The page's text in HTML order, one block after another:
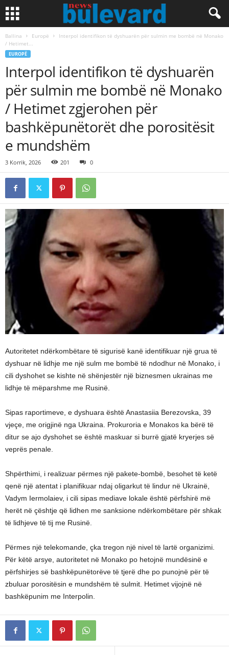
Ballina Europë
Interpol identifikon të dyshuarën për sulmin me bombë në Monako
/ Hetimet...
EUROPË
Interpol identifikon të dyshuarën
për sulmin me bombë në Monako
/ Hetimet zgjerohen për
bashkëpunëtorët dhe porositësit
e mundshëm
3 Korrik, 2026 201 0
Autoritetet ndërkombëtare të sigurisë kanë identifikuar një grua të
dyshuar në lidhje me një sulm me bombë të ndodhur në Monako, i
cili dyshohet se kishte në shënjestër një biznesmen ukrainas me
lidhje të mëparshme me Rusinë.
Sipas raportimeve, e dyshuara është Anastasiia Berezovska, 39
vjeçe, me origjinë nga Ukraina. Prokuroria e Monakos ka bërë të
ditur se ajo dyshohet se është maskuar si burrë gjatë kryerjes së
veprës penale.
Shpërthimi, i realizuar përmes një pakete-bombë, besohet të ketë
qenë një atentat i planifikuar ndaj oligarkut të lindur në Ukrainë,
Vadym Iermolaiev, i cili sipas mediave lokale është përfshirë më
herët në çështje që lidhen me sanksione ndërkombëtare për shkak
të lidhjeve të tij me Rusinë.
Përmes një telekomande, çka tregon një nivel të lartë organizimi.
Për këtë arsye, autoritetet në Monako po hetojnë mundësinë e
përfshirjes së bashkëpunëtorëve të tjerë dhe po punojnë për të
zbuluar porositësin e mundshëm të sulmit. Hetimet vijojnë në
bashkëpunim me Interpolin.